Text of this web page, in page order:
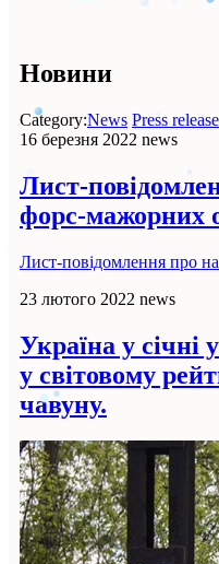
Новини
Category:News Press release
16 березня 2022 news
Лист-
форс-мажорних
Лист-повідомлення про
23 лютого 2022 news
Україна у січні
у світовому
чавуну.